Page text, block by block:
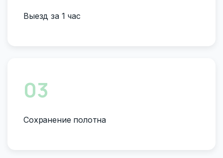
Выезд за 1 час
03
Сохранение полотна